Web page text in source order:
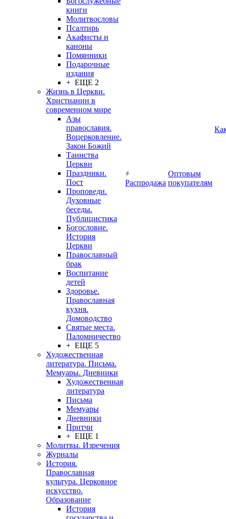
книги
Молитвословы
Псалтирь
Акафисты и
каноны
Помянники
Подарочные
издания
+ ЕЩЕ 2
Жизнь в Церкви.
Христианин в
современном мире
Азы
православия.
Воцерковление.
Закон Божий
Таинства
Церкви
Праздники.
Пост
Проповеди.
Духовные
беседы.
Публицистика
Богословие.
История
Церкви
Православный
брак
Воспитание
детей
Здоровье.
Православная
кухня.
Домоводство
Святые места.
Паломничество
+ ЕЩЕ 5
Художественная
литература. Письма.
Мемуары. Дневники
Художественная
литература
Письма
Мемуары
Дневники
Притчи
+ ЕЩЕ 1
Молитвы. Изречения
Журналы
История.
Православная
культура. Церковное
искусство.
Образование
История
Распродажа
Оптовым
покупателям